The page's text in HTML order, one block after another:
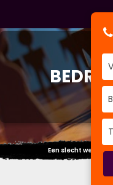
Een slecht